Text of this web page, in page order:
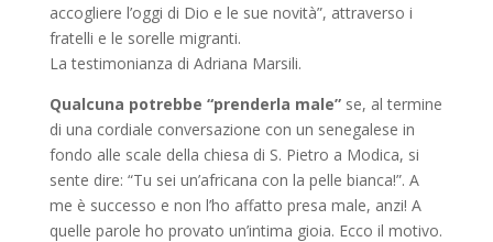
accogliere l’oggi di Dio e le sue novità”, attraverso i
fratelli e le sorelle migranti.
La testimonianza di Adriana Marsili.
Qualcuna potrebbe “prenderla male” se, al termine
di una cordiale conversazione con un senegalese in
fondo alle scale della chiesa di S. Pietro a Modica, si
sente dire: “Tu sei un’africana con la pelle bianca!”. A
me è successo e non l’ho affatto presa male, anzi! A
quelle parole ho provato un’intima gioia. Ecco il motivo.